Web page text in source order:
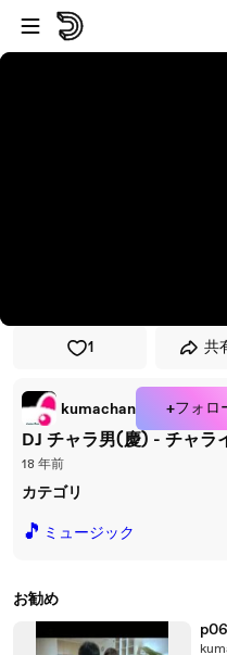
プレイヤーにスキップ
メインコンテンツにスキップ
1 共
kumachan +フォロ
DJ チャラ男(慶) - チャ
18 年前
カテゴリ
🎵 ミュージック
お勧め